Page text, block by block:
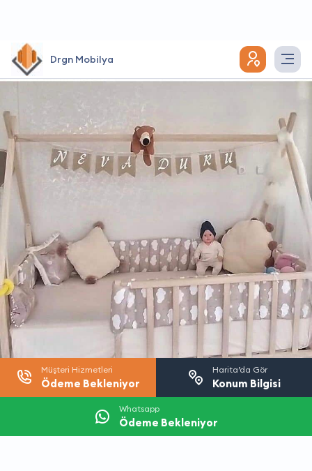
Drgn Mobilya
Müşteri Hizmetleri
Ödeme Bekleniyor
Harita’da Gör
Konum Bilgisi
Whatsapp
Ödeme Bekleniyor